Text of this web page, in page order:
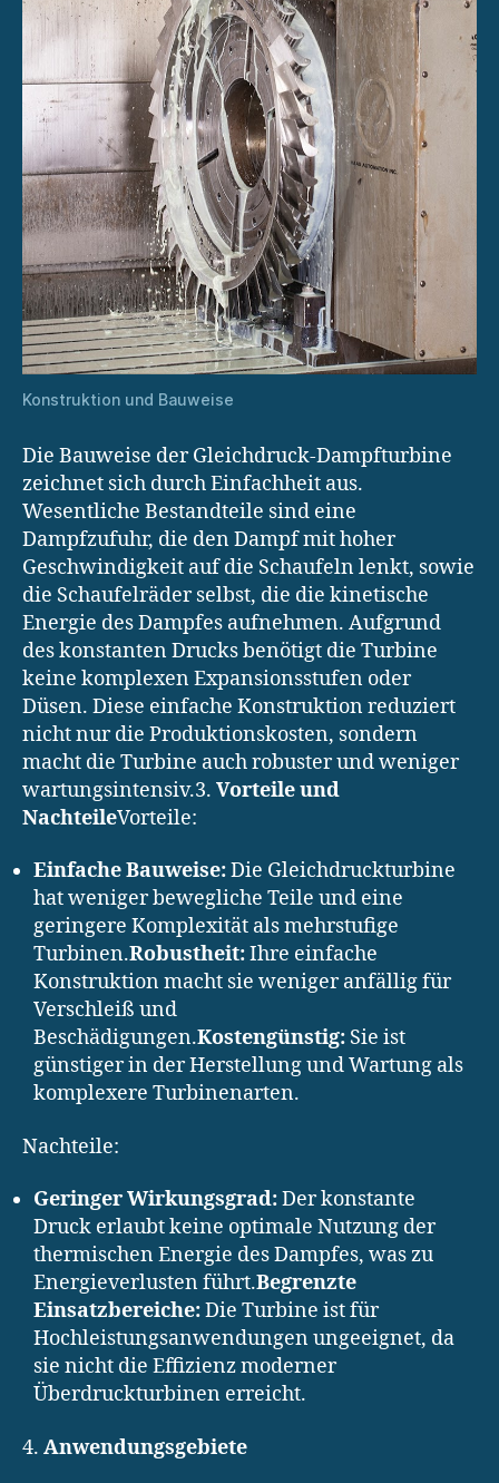
Konstruktion und Bauweise
Die Bauweise der Gleichdruck-Dampfturbine
zeichnet sich durch Einfachheit aus.
Wesentliche Bestandteile sind eine
Dampfzufuhr, die den Dampf mit hoher
Geschwindigkeit auf die Schaufeln lenkt, sowie
die Schaufelräder selbst, die die kinetische
Energie des Dampfes aufnehmen. Aufgrund
des konstanten Drucks benötigt die Turbine
keine komplexen Expansionsstufen oder
Düsen. Diese einfache Konstruktion reduziert
nicht nur die Produktionskosten, sondern
macht die Turbine auch robuster und weniger
wartungsintensiv.3. Vorteile und
NachteileVorteile:
Einfache Bauweise:Die Gleichdruckturbine
hat weniger bewegliche Teile und eine
geringere Komplexität als mehrstufige
Turbinen.Robustheit:Ihre einfache
Konstruktion macht sie weniger anfällig für
Verschleiß und
Beschädigungen.Kostengünstig: Sie ist
günstiger in der Herstellung und Wartung als
komplexere Turbinenarten.
Nachteile:
Geringer Wirkungsgrad:Der konstante
Druck erlaubt keine optimale Nutzung der
thermischen Energie des Dampfes, was zu
Energieverlusten führt.Begrenzte
Einsatzbereiche:Die Turbine ist für
Hochleistungsanwendungen ungeeignet, da
sie nicht die Effizienz moderner
Überdruckturbinen erreicht.
4. Anwendungsgebiete